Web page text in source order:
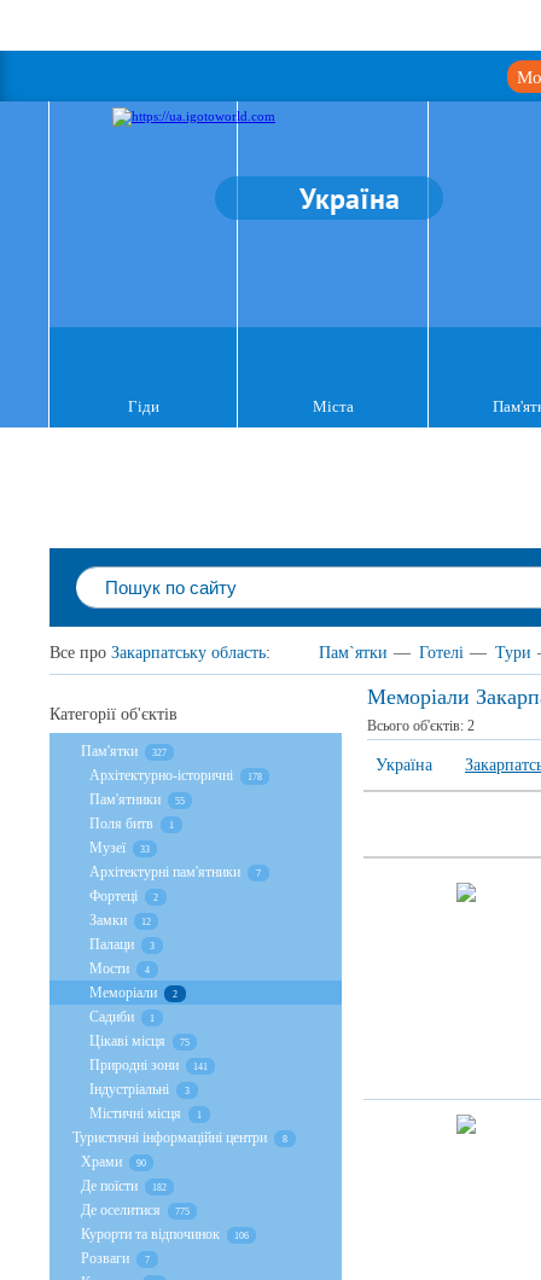
Україна
Гіди Міста
Все про Закарпатську область: Пам`ятки — Готелі — Тури
Меморіали
Всього об'єктів: 2
Україна
Категорії об'єктів
Пам'ятки 327
Архітектурно-історичні 178
Пам'ятники 55
Поля битв 1
Музеї 33
Архітектурні пам'ятники 7
Фортеці 2
Замки 12
Палаци 3
Мости 4
Меморіали 2
Садиби 1
Цікаві місця 75
Природні зони 141
Індустріальні 3
Містичні місця 1
Туристичні інформаційні центри 8
Храми 90
Де поїсти 182
Де оселитися 775
Курорти та відпочинок 106
Розваги 7